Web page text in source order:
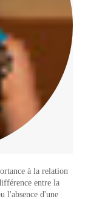
à la relation
entre la
l'absence d'une